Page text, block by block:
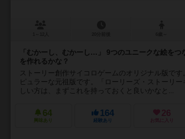
「むかーし、むかーし…」 9つのユニークな絵をつ
を作れるかな？
ストーリー創作サイコロゲームのオリジナル版で
ピュラーな元祖版です。「ローリーズ・ストーリー
しい方は、まずこれを持っておくと良いかなと...
64
興味あり
164
経験あり
26
お気に入り